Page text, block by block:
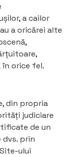
a cailor
a oricărei alte
orice fel.
din propria
judiciare
de un
prin
ului